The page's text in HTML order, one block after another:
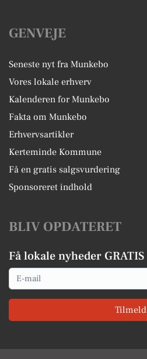
GENVEJE
Seneste nyt fra Munkebo
Vores lokale erhverv
Kalenderen for Munkebo
Fakta om Munkebo
Erhvervsartikler
Kerteminde Kommune
Få en gratis salgsvurdering
Sponsoreret indhold
BLIV OPDATERET
Få lokale nyheder GRATIS
Email
Tilmeld